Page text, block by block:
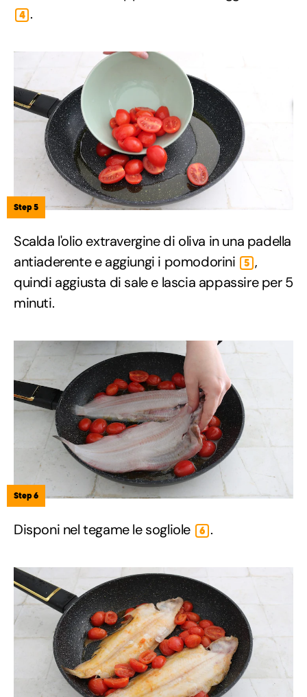
4 .
Step 5
Scalda l'olio extravergine di oliva in una padella
antiaderente e aggiungi i pomodorini
5 ,
quindi aggiusta di sale e lascia appassire per 5
minuti.
Step 6
Disponi nel tegame le sogliole 6 .